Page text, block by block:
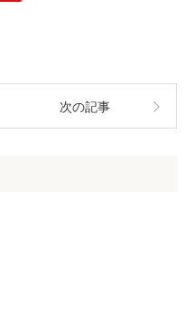
次の記事